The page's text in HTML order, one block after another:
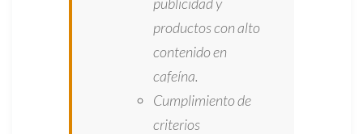
productos con alto
contenido en
cafeína.
Cumplimiento de
criterios